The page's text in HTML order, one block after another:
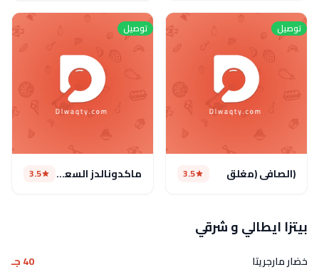
توصيل
(الصافي (مغلق 3.5
توصيل
ماكدونالدز السعودية 3.5
بيتزا ايطالي و شرقي
خضار مارجريتا
40 جـ